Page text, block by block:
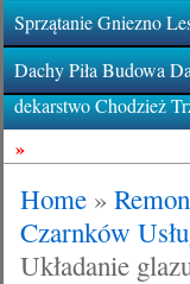
Sprzątanie Gniezno
Dachy Piła Budowa
dekarstwo Chodzież
»
Home »
Czarnków
Układanie